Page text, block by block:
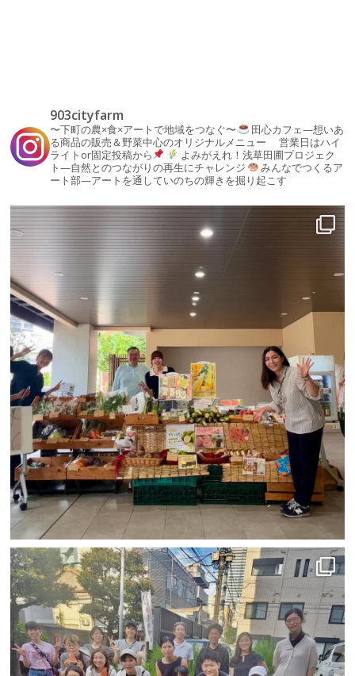
903cityfarm
〜下町の農×食×アートで地域をつなぐ〜
田心カフェ—想いあ
る商品の販売＆野菜中心のオリジナルメニュー 営業日はハイ
ライトor固定投稿から
よみがえれ！浅草田圃プロジェク
ト—自然とのつながりの再生にチャレンジ
みんなでつくるア
ート部—アートを通していのちの輝きを掘り起こす